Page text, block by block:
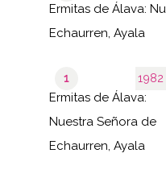
Ermitas de Álava:
Echaurren, Ayala
1982
1
Ermitas de Álava:
Nuestra Señora de
Echaurren, Ayala